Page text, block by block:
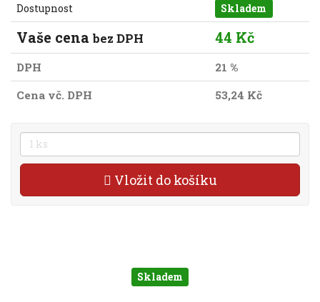
Dostupnost Skladem
Vaše cena bez DPH 44 Kč
DPH
21 %
Cena vč. DPH
53,24 Kč
Vložit do košíku
Skladem